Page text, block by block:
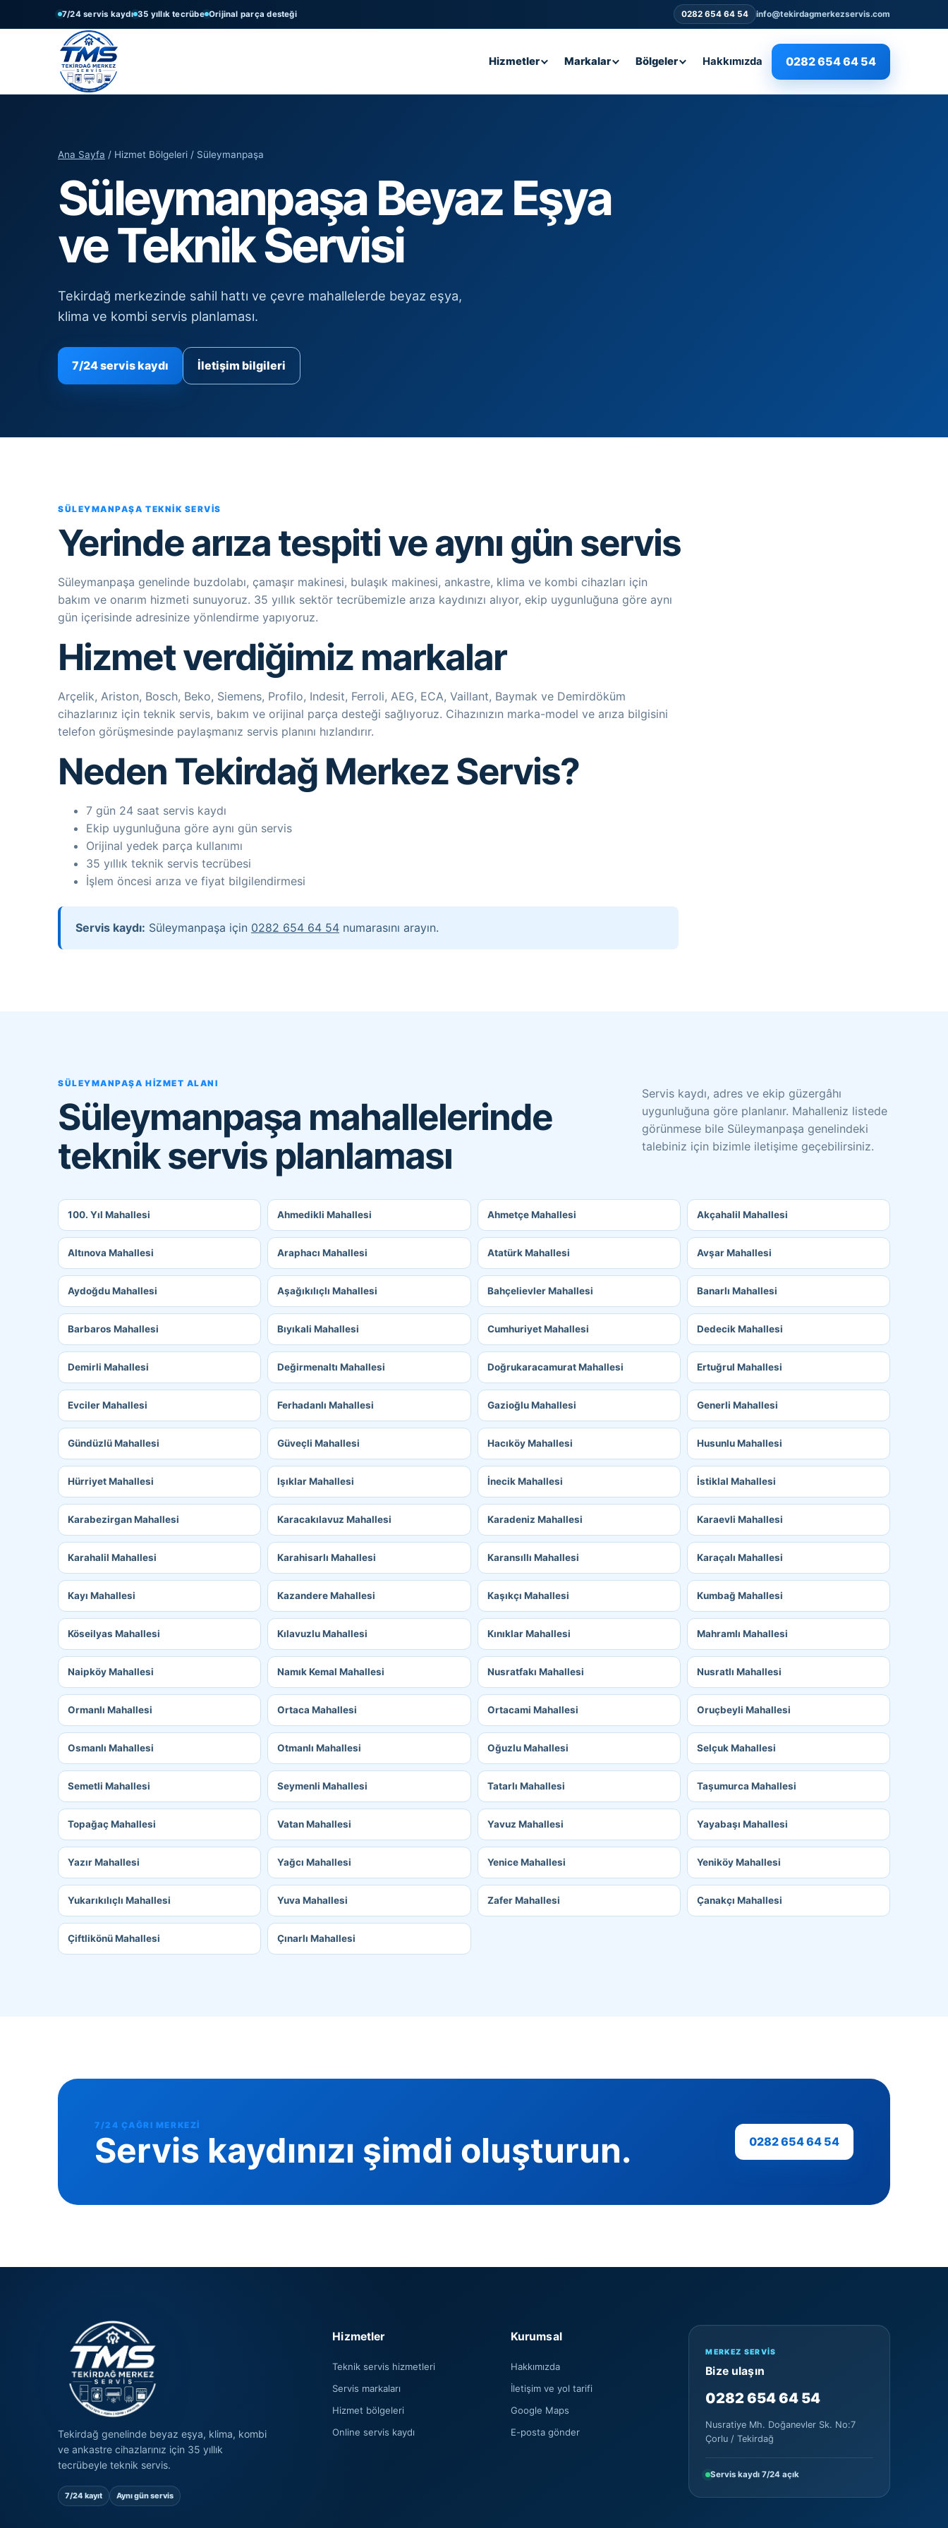
7/24 servis kaydı 35 yıllık tecrübe Orijinal parça desteği 0282 654 64 54 info@tekirdagmerkezservis.com
Hizmetler Markalar Bölgeler Hakkımızda 0282 654 64 54
Ana Sayfa / Hizmet Bölgeleri / Süleymanpaşa
Süleymanpaşa Beyaz Eşya
ve Teknik Servisi
Tekirdağ merkezinde sahil hattı ve çevre mahallelerde beyaz eşya,
klima ve kombi servis planlaması.
7/24 servis kaydı İletişim bilgileri
SÜLEYMANPAŞA TEKNIK SERVIS
Yerinde arıza tespiti ve aynı gün servis
Süleymanpaşa genelinde buzdolabı, çamaşır makinesi, bulaşık makinesi, ankastre, klima ve kombi cihazları için
bakım ve onarım hizmeti sunuyoruz. 35 yıllık sektör tecrübemizle arıza kaydınızı alıyor, ekip uygunluğuna göre aynı
gün içerisinde adresinize yönlendirme yapıyoruz.
Hizmet verdiğimiz markalar
Arçelik, Ariston, Bosch, Beko, Siemens, Profilo, Indesit, Ferroli, AEG, ECA, Vaillant, Baymak ve Demirdöküm
cihazlarınız için teknik servis, bakım ve orijinal parça desteği sağlıyoruz. Cihazınızın marka-model ve arıza bilgisini
telefon görüşmesinde paylaşmanız servis planını hızlandırır.
Neden Tekirdağ Merkez Servis?
7 gün 24 saat servis kaydı
Ekip uygunluğuna göre aynı gün servis
Orijinal yedek parça kullanımı
35 yıllık teknik servis tecrübesi
İşlem öncesi arıza ve fiyat bilgilendirmesi
Servis kaydı: Süleymanpaşa için 0282 654 64 54 numarasını arayın.
SÜLEYMANPAŞA HIZMET ALANI
Süleymanpaşa mahallelerinde
teknik servis planlaması
Servis kaydı, adres ve ekip güzergâhı
uygunluğuna göre planlanır. Mahalleniz listede
görünmese bile Süleymanpaşa genelindeki
talebiniz için bizimle iletişime geçebilirsiniz.
100. Yıl Mahallesi Ahmedikli Mahallesi Ahmetçe Mahallesi Akçahalil Mahallesi
Altınova Mahallesi Araphacı Mahallesi Atatürk Mahallesi Avşar Mahallesi
Aydoğdu Mahallesi Aşağıkılıçlı Mahallesi Bahçelievler Mahallesi Banarlı Mahallesi
Barbaros Mahallesi Bıyıkali Mahallesi Cumhuriyet Mahallesi Dedecik Mahallesi
Demirli Mahallesi Değirmenaltı Mahallesi Doğrukaracamurat Mahallesi Ertuğrul Mahallesi
Evciler Mahallesi Ferhadanlı Mahallesi Gazioğlu Mahallesi Generli Mahallesi
Gündüzlü Mahallesi Güveçli Mahallesi Hacıköy Mahallesi Husunlu Mahallesi
Hürriyet Mahallesi Işıklar Mahallesi İnecik Mahallesi İstiklal Mahallesi
Karabezirgan Mahallesi Karacakılavuz Mahallesi Karadeniz Mahallesi Karaevli Mahallesi
Karahalil Mahallesi Karahisarlı Mahallesi Karansıllı Mahallesi Karaçalı Mahallesi
Kayı Mahallesi Kazandere Mahallesi Kaşıkçı Mahallesi Kumbağ Mahallesi
Köseilyas Mahallesi Kılavuzlu Mahallesi Kınıklar Mahallesi Mahramlı Mahallesi
Naipköy Mahallesi Namık Kemal Mahallesi Nusratfakı Mahallesi Nusratlı Mahallesi
Ormanlı Mahallesi Ortaca Mahallesi Ortacami Mahallesi Oruçbeyli Mahallesi
Osmanlı Mahallesi Otmanlı Mahallesi Oğuzlu Mahallesi Selçuk Mahallesi
Semetli Mahallesi Seymenli Mahallesi Tatarlı Mahallesi Taşumurca Mahallesi
Topağaç Mahallesi Vatan Mahallesi Yavuz Mahallesi Yayabaşı Mahallesi
Yazır Mahallesi Yağcı Mahallesi Yenice Mahallesi Yeniköy Mahallesi
Yukarıkılıçlı Mahallesi Yuva Mahallesi Zafer Mahallesi Çanakçı Mahallesi
Çiftlikönü Mahallesi Çınarlı Mahallesi
7/24 ÇAĞRI MERKEZI
Servis kaydınızı şimdi oluşturun. 0282 654 64 54
Tekirdağ genelinde beyaz eşya, klima, kombi
ve ankastre cihazlarınız için 35 yıllık
tecrübeyle teknik servis.
7/24 kayıt Aynı gün servis
Hizmetler
Teknik servis hizmetleri
Servis markaları
Hizmet bölgeleri
Online servis kaydı
Kurumsal
Hakkımızda
İletişim ve yol tarifi
Google Maps
E-posta gönder
MERKEZ SERVIS
Bize ulaşın
0282 654 64 54
Nusratiye Mh. Doğanevler Sk. No:7
Çorlu / Tekirdağ
Servis kaydı 7/24 açık